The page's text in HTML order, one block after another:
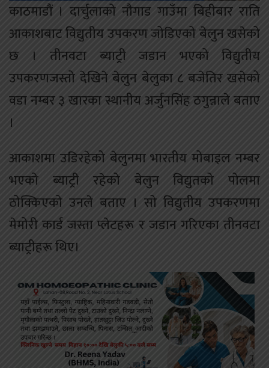
काठमाडौं । दार्चुलाको नौगाड गाउँमा बिहीबार राति
आकाशबाट विद्युतीय उपकरण जोडिएको बेलुन खसेको
छ । तीनवटा ब्याट्री जडान भएको विद्युतीय
उपकरणजस्तो देखिने बेलुन बेलुका ८ बजेतिर खसेको
वडा नम्बर ३ खारका स्थानीय अर्जुनसिंह ठगुन्नाले बताए
।
आकाशमा उडिरहेको बेलुनमा भारतीय मोबाइल नम्बर
भएको ब्याट्री रहेको बेलुन विद्युतको पोलमा
ठोक्किएको उनले बताए । सो विद्युतीय उपकरणमा
मेमोरी कार्ड जस्ता प्लेटहरू र जडान गरिएका तीनवटा
ब्याट्रीहरू थिए।